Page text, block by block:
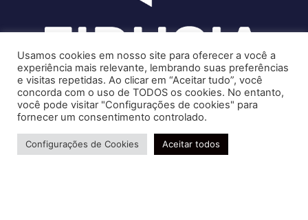
Soluções contábeis-fiscais-tributárias especializadas | CRC RJ
004856/O-7
Serviços
Usamos cookies em nosso site para oferecer a você a
experiência mais relevante, lembrando suas preferências
e visitas repetidas. Ao clicar em “Aceitar tudo”, você
concorda com o uso de TODOS os cookies. No entanto,
você pode visitar "Configurações de cookies" para
fornecer um consentimento controlado.
Configurações de Cookies Aceitar todos
Precisa de ajuda?